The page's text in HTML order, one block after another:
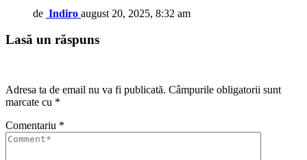
de Indiro august 20, 2025, 8:32 am
Lasă un răspuns
Adresa ta de email nu va fi publicată. Câmpurile obligatorii sunt
marcate cu *
Comentariu *